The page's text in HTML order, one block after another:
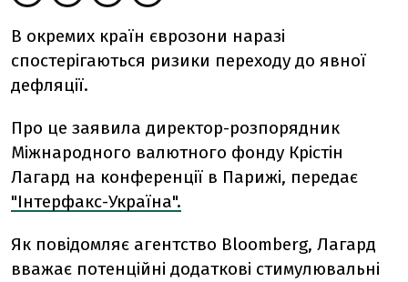
В окремих країн єврозони наразі
спостерігаються ризики переходу до явної
дефляції.
Про це заявила директор-розпорядник
Міжнародного валютного фонду Крістін
Лагард на конференції в Парижі, передає
"Інтерфакс-Україна".
Як повідомляє агентство Bloomberg, Лагард
вважає потенційні додаткові стимулювальні